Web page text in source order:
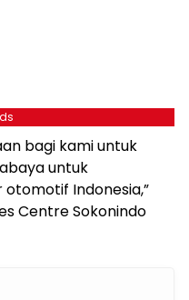
bagi kami untuk
untuk
Indonesia,”
Centre Sokonindo